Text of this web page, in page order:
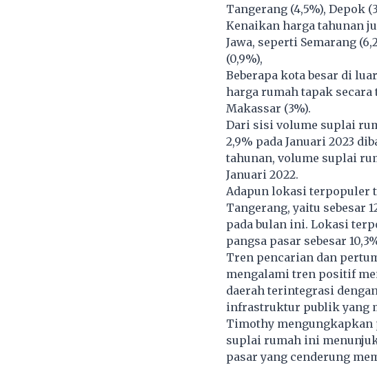
Tangerang (4,5%), Depok
Kenaikan harga tahunan
Jawa, seperti Semarang
(0,9%),
Beberapa kota besar di
harga rumah tapak secara
Makassar (3%).
Dari sisi volume suplai
2,9% pada Januari 2023
tahunan, volume suplai
Januari 2022.
Adapun lokasi terpopuler
Tangerang, yaitu sebesar
pada bulan ini. Lokasi
pangsa pasar sebesar
Tren pencarian dan
mengalami tren positif
daerah terintegrasi
infrastruktur publik yang
Timothy mengungkapkan
suplai rumah ini
pasar yang cenderung